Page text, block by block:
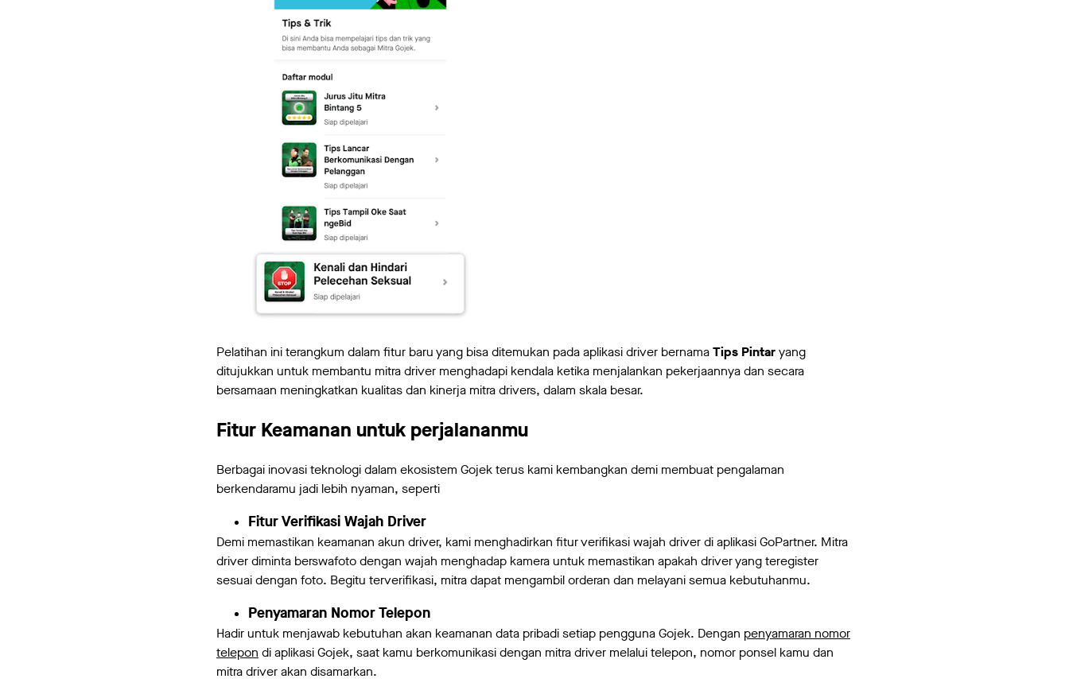
Pelatihan ini terangkum dalam fitur baru yang bisa ditemukan pada aplikasi driver bernamaTips Pintaryang
ditujukkan untuk membantu mitra driver menghadapi kendala ketika menjalankan pekerjaannya dan secara
bersamaan meningkatkan kualitas dan kinerja mitra drivers, dalam skala besar.
Fitur Keamanan untuk perjalananmu
Berbagai inovasi teknologi dalam ekosistem Gojek terus kami kembangkan demi membuat pengalaman
berkendaramu jadi lebih nyaman, seperti
Fitur Verifikasi Wajah Driver
Demi memastikan keamanan akun driver, kami menghadirkan fitur verifikasi wajah driver di aplikasi GoPartner. Mitra
driver diminta berswafoto dengan wajah menghadap kamera untuk memastikan apakah driver yang teregister
sesuai dengan foto. Begitu terverifikasi, mitra dapat mengambil orderan dan melayani semua kebutuhanmu.
Penyamaran Nomor Telepon
Hadir untuk menjawab kebutuhan akan keamanan data pribadi setiap pengguna Gojek. Dengan penyamaran nomor
telepon di aplikasi Gojek, saat kamu berkomunikasi dengan mitra driver melalui telepon, nomor ponsel kamu dan
mitra driver akan disamarkan.